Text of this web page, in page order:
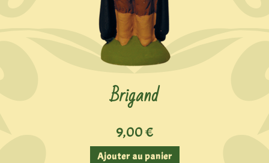
Brigand
9,00€
Ajouter au panier